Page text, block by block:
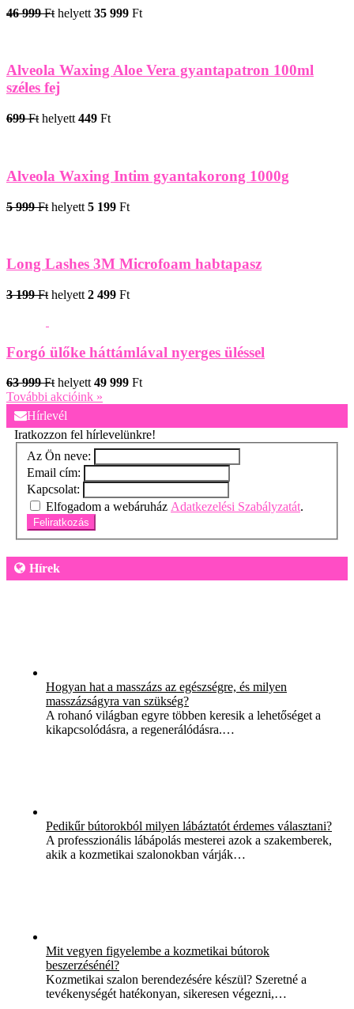
46 999 Ft helyett 35 999 Ft
Alveola Waxing Aloe Vera gyantapatron 100ml
széles fej
699 Ft helyett 449 Ft
Alveola Waxing Intim gyantakorong 1000g
5 999 Ft helyett 5 199 Ft
Long Lashes 3M Microfoam habtapasz
3 199 Ft helyett 2 499 Ft
Forgó ülőke háttámlával nyerges üléssel
63 999 Fthelyett49 999 Ft
További akcióink »
Hírlevél
Iratkozzon fel hírlevelünkre!
Az Ön neve:
Email cím:
Kapcsolat:
Elfogadom a webáruház Adatkezelési Szabályzatát.
Feliratkozás
Hírek
Hogyan hat a masszázs az egészségre, és milyen
masszázságyra van szükség?
A rohanó világban egyre többen keresik a lehetőséget a
kikapcsolódásra, a regenerálódásra.…
Pedikűr bútorokból milyen lábáztatót érdemes választani?
A professzionális lábápolás mesterei azok a szakemberek,
akik a kozmetikai szalonokban várják…
Mit vegyen figyelembe a kozmetikai bútorok
beszerzésénél?
Kozmetikai szalon berendezésére készül? Szeretné a
tevékenységét hatékonyan, sikeresen végezni,…